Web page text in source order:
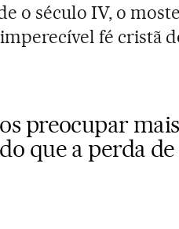
o século IV, o
fé cristã
preocupar
que a perda